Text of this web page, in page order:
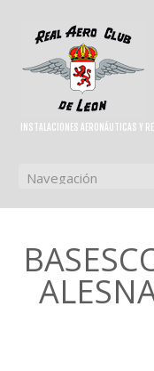
INSTALACIONES AERONÁUTICAS Y